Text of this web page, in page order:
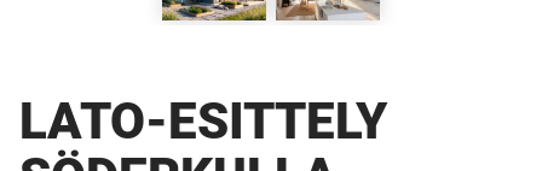
LATO-ESITTELY